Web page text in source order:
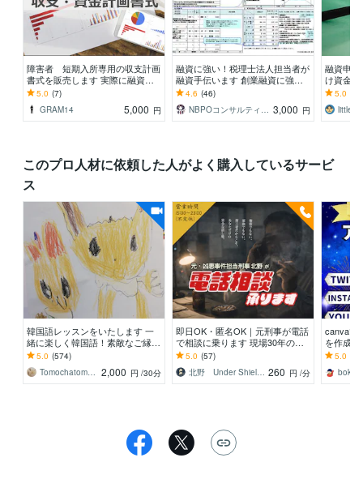
障害者 短期入所専用の収支計画
書式を販売します 実際に融資を
獲得している3年分の収支・資金
計画書書式です
5.0 (7)
GRAM14
5,000 円
融資に強い！税理士法人担当者が
融資手伝います 創業融資に強い
法人税務担当者が副業で創業融資
の相談乗ります。
4.6 (46)
NBPOコンサルティング 3,000 円
融資申
け資金
ーン連
ー・ア
5.0
このプロ人材に依頼した人がよく購入しているサービ
ス
韓国語レッスンをいたします 一
緒に楽しく韓国語！素敵なご縁が
ありますように。
5.0 (574)
Tomochatomocha 2,000 円 /30分
即日OK・匿名OK｜元刑事が電話
で相談に乗ります 現場30年の実
務視点｜警察に行く前に状況を整
理｜トラブル悩み
5.0 (57)
北野 Under Shield代表 260 円 /分
canvaで
を作成
ル、
5.0